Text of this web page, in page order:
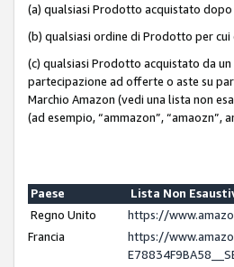
(a) qualsiasi Prodotto acquistato
(b) qualsiasi ordine di Prodotto per
(c) qualsiasi Prodotto acquistato da
partecipazione ad offerte o aste su
Marchio Amazon (vedi una lista non
(ad esempio, “ammazon”, “amaozn”,
Paese
Lista Non
Regno Unito
https://
Francia
https://